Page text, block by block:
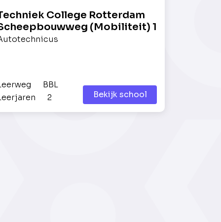
College Rotterdam
(Mobiliteit) 1
BBL
2 Bekijk school